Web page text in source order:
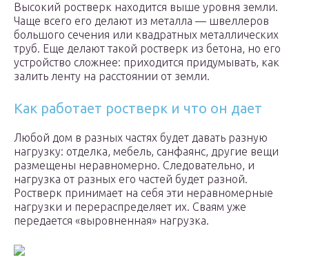
Высокий ростверк находится выше уровня земли.
Чаще всего его делают из металла — швеллеров
большого сечения или квадратных металлических
труб. Еще делают такой ростверк из бетона, но его
устройство сложнее: приходится придумывать, как
залить ленту на расстоянии от земли.
Как работает ростверк и что он дает
Любой дом в разных частях будет давать разную
нагрузку: отделка, мебель, санфаянс, другие вещи
размещены неравномерно. Следовательно, и
нагрузка от разных его частей будет разной.
Ростверк принимает на себя эти неравномерные
нагрузки и перераспределяет их. Сваям уже
передается «выровненная» нагрузка.